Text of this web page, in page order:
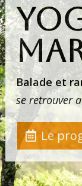
Balade et
se retrouver
Le